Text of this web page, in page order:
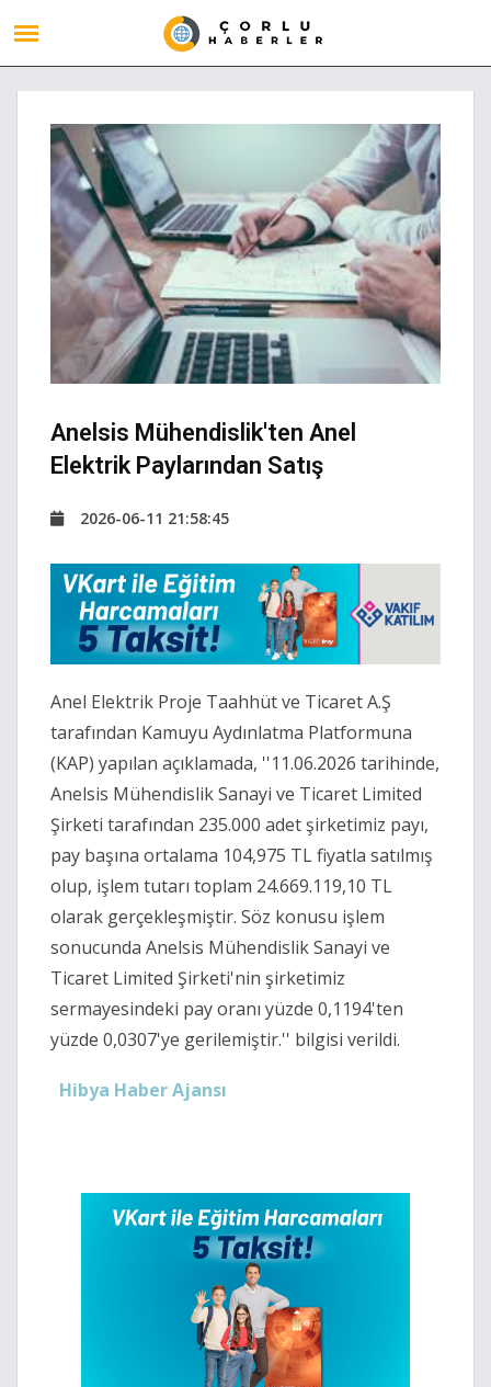
Anelsis Mühendislik'ten Anel
Elektrik Paylarından Satış
2026-06-11 21:58:45
Anel Elektrik Proje Taahhüt ve Ticaret A.Ş
tarafından Kamuyu Aydınlatma Platformuna
(KAP) yapılan açıklamada, ''11.06.2026 tarihinde,
Anelsis Mühendislik Sanayi ve Ticaret Limited
Şirketi tarafından 235.000 adet şirketimiz payı,
pay başına ortalama 104,975 TL fiyatla satılmış
olup, işlem tutarı toplam 24.669.119,10 TL
olarak gerçekleşmiştir. Söz konusu işlem
sonucunda Anelsis Mühendislik Sanayi ve
Ticaret Limited Şirketi'nin şirketimiz
sermayesindeki pay oranı yüzde 0,1194'ten
yüzde 0,0307'ye gerilemiştir.'' bilgisi verildi.
Hibya Haber Ajansı